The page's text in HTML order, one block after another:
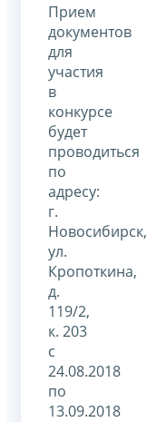
Прием
документов
для
участия
в
конкурсе
будет
проводиться
по
адресу:
г.
Новосибирск,
ул.
Кропоткина,
д.
119/2,
к. 203
c
24.08.2018
по
13.09.2018